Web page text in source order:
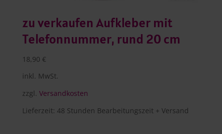
zu verkaufen Aufkleber mit
Telefonnummer, rund 20 cm
18,90 €
inkl. MwSt.
zzgl. Versandkosten
Lieferzeit: 48 Stunden Bearbeitungszeit + Versand